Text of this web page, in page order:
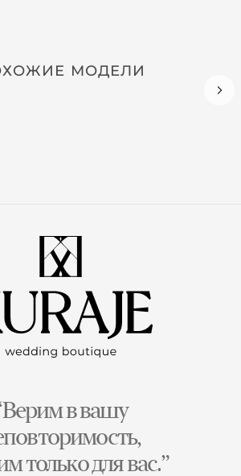
МОДЕЛИ
в вашу
только для вас.”